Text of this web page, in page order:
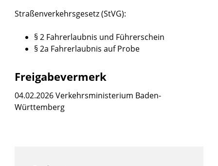
Straßenverkehrsgesetz (StVG):
§ 2 Fahrerlaubnis und Führerschein
§ 2a Fahrerlaubnis auf Probe
Freigabevermerk
04.02.2026Verkehrsministerium Baden-
Württemberg